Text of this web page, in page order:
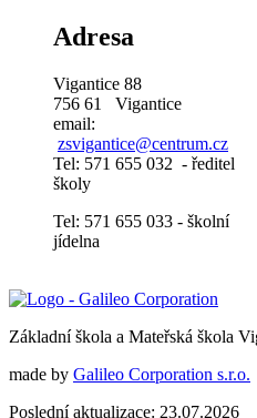
Adresa
Vigantice 88
756 61 Vigantice
email:
zsvigantice@centrum.cz
Tel: 571 655 032 - ředitel
školy
Tel: 571 655 033 - školní
jídelna
Základní škola a Mateřská škola
made by Galileo Corporation s.r.o.
Poslední aktualizace: 23.07.2026